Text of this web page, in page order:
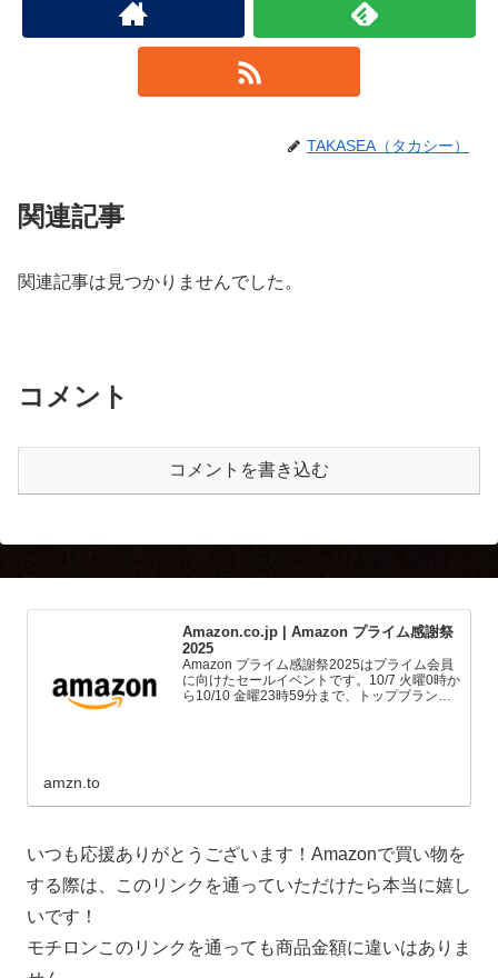
TAKASEA（タカシー）
関連記事
関連記事は見つかりませんでした。
コメント
コメントを書き込む
Amazon.co.jp | Amazon プライム感謝祭
2025
Amazon プライム感謝祭2025はプライム会員
に向けたセールイベントです。10/7 火曜0時か
ら10/10 金曜23時59分まで、トップブランド
amzn.to
いつも応援ありがとうございます！Amazonで買い物を
する際は、このリンクを通っていただけたら本当に嬉し
いです！
モチロンこのリンクを通っても商品金額に違いはありま